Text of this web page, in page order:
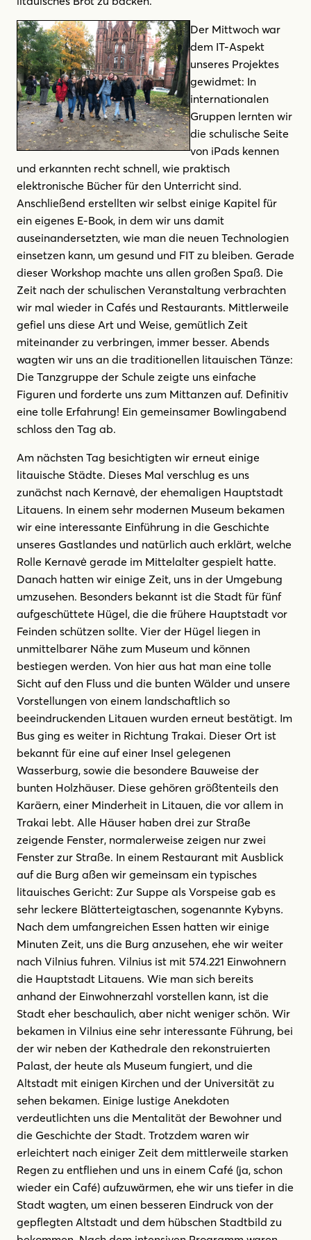
Der Mittwoch war
dem IT-Aspekt
unseres Projektes
gewidmet: In
internationalen
Gruppen lernten wir
die schulische Seite
von iPads kennen
und erkannten recht schnell, wie praktisch
elektronische Bücher für den Unterricht sind.
Anschließend erstellten wir selbst einige Kapitel für
ein eigenes E-Book, in dem wir uns damit
auseinandersetzten, wie man die neuen Technologien
einsetzen kann, um gesund und FIT zu bleiben. Gerade
dieser Workshop machte uns allen großen Spaß. Die
Zeit nach der schulischen Veranstaltung verbrachten
wir mal wieder in Cafés und Restaurants. Mittlerweile
gefiel uns diese Art und Weise, gemütlich Zeit
miteinander zu verbringen, immer besser. Abends
wagten wir uns an die traditionellen litauischen Tänze:
Die Tanzgruppe der Schule zeigte uns einfache
Figuren und forderte uns zum Mittanzen auf. Definitiv
eine tolle Erfahrung! Ein gemeinsamer Bowlingabend
schloss den Tag ab.
Am nächsten Tag besichtigten wir erneut einige
litauische Städte. Dieses Mal verschlug es uns
zunächst nach Kernavė, der ehemaligen Hauptstadt
Litauens. In einem sehr modernen Museum bekamen
wir eine interessante Einführung in die Geschichte
unseres Gastlandes und natürlich auch erklärt, welche
Rolle Kernavė gerade im Mittelalter gespielt hatte.
Danach hatten wir einige Zeit, uns in der Umgebung
umzusehen. Besonders bekannt ist die Stadt für fünf
aufgeschüttete Hügel, die die frühere Hauptstadt vor
Feinden schützen sollte. Vier der Hügel liegen in
unmittelbarer Nähe zum Museum und können
bestiegen werden. Von hier aus hat man eine tolle
Sicht auf den Fluss und die bunten Wälder und unsere
Vorstellungen von einem landschaftlich so
beeindruckenden Litauen wurden erneut bestätigt. Im
Bus ging es weiter in Richtung Trakai. Dieser Ort ist
bekannt für eine auf einer Insel gelegenen
Wasserburg, sowie die besondere Bauweise der
bunten Holzhäuser. Diese gehören größtenteils den
Karäern, einer Minderheit in Litauen, die vor allem in
Trakai lebt. Alle Häuser haben drei zur Straße
zeigende Fenster, normalerweise zeigen nur zwei
Fenster zur Straße. In einem Restaurant mit Ausblick
auf die Burg aßen wir gemeinsam ein typisches
litauisches Gericht: Zur Suppe als Vorspeise gab es
sehr leckere Blätterteigtaschen, sogenannte Kybyns.
Nach dem umfangreichen Essen hatten wir einige
Minuten Zeit, uns die Burg anzusehen, ehe wir weiter
nach Vilnius fuhren. Vilnius ist mit 574.221 Einwohnern
die Hauptstadt Litauens. Wie man sich bereits
anhand der Einwohnerzahl vorstellen kann, ist die
Stadt eher beschaulich, aber nicht weniger schön. Wir
bekamen in Vilnius eine sehr interessante Führung, bei
der wir neben der Kathedrale den rekonstruierten
Palast, der heute als Museum fungiert, und die
Altstadt mit einigen Kirchen und der Universität zu
sehen bekamen. Einige lustige Anekdoten
verdeutlichten uns die Mentalität der Bewohner und
die Geschichte der Stadt. Trotzdem waren wir
erleichtert nach einiger Zeit dem mittlerweile starken
Regen zu entfliehen und uns in einem Café (ja, schon
wieder ein Café) aufzuwärmen, ehe wir uns tiefer in die
Stadt wagten, um einen besseren Eindruck von der
gepflegten Altstadt und dem hübschen Stadtbild zu